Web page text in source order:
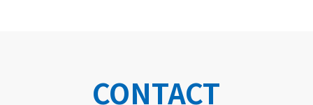
CONTACT